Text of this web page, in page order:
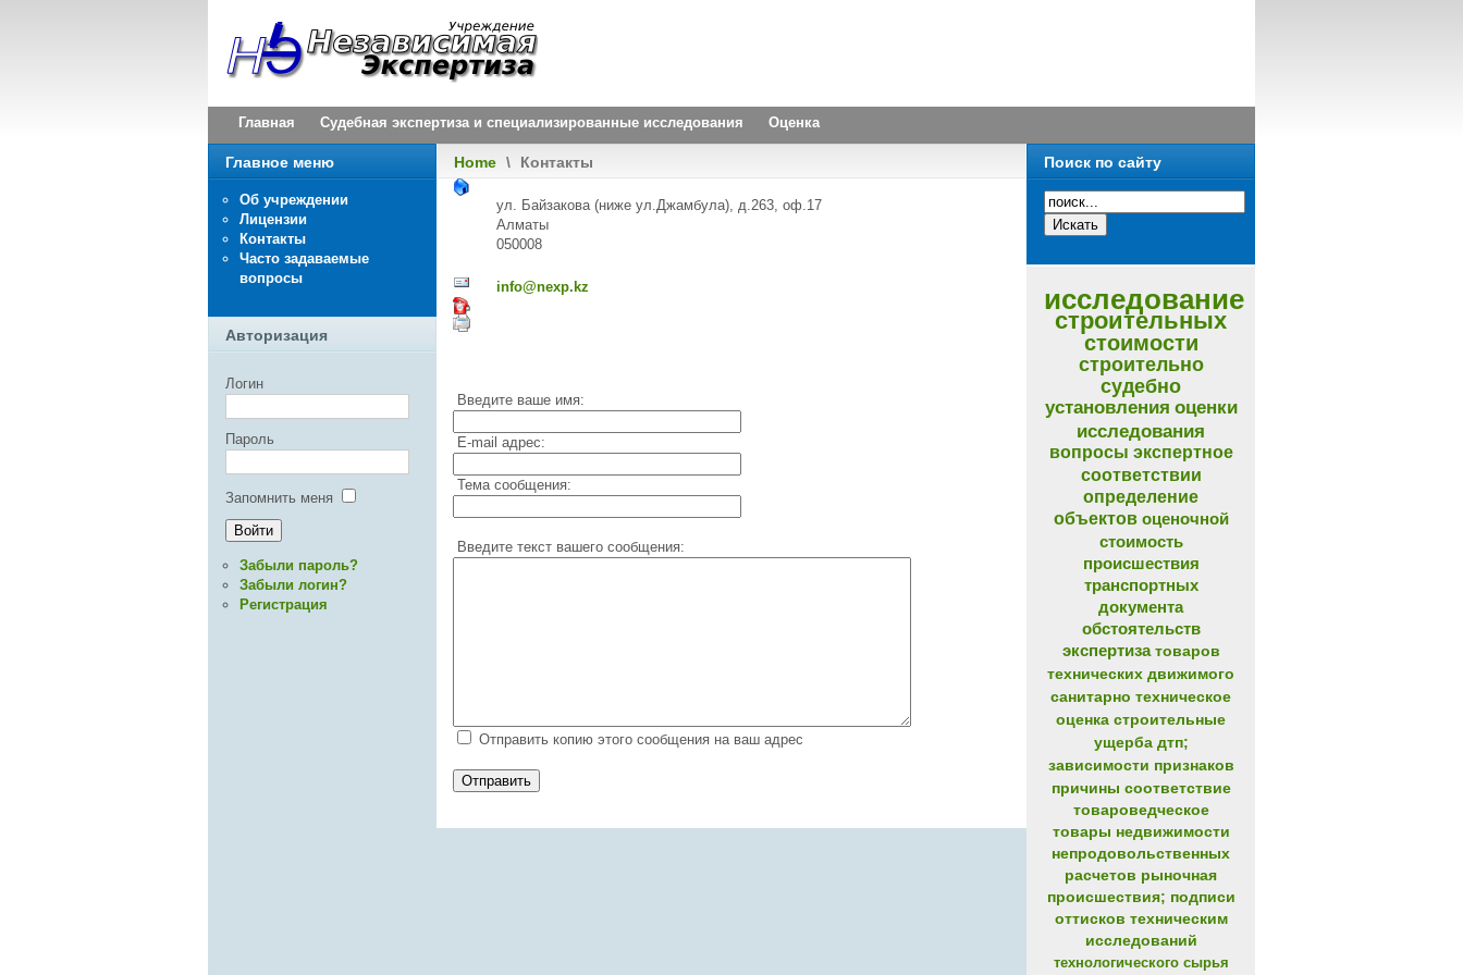
Главная Судебная экспертиза и специализированные исследования Оценка
Home \ Контакты
ул. Байзакова (ниже ул.Джамбула), д.263, оф.17
Алматы
050008
info@nexp.kz
Введите ваше имя:
E-mail адрес:
Тема сообщения:
Введите текст вашего сообщения:
Отправить копию этого сообщения на ваш адрес
Отправить
Главное меню
Об учреждении
Лицензии
Контакты
Часто задаваемые
вопросы
Авторизация
Логин
Пароль
Запомнить меня
Забыли пароль?
Забыли логин?
Регистрация
Поиск по сайту
исследование
строительных
стоимости
строительно
судебно
установления оценки
исследования
вопросы экспертное
соответствии
определение
объектов оценочной
стоимость
происшествия
транспортных
документа
обстоятельств
экспертиза товаров
технических движимого
санитарно техническое
оценка строительные
ущерба дтп;
зависимости признаков
причины соответствие
товароведческое
товары недвижимости
непродовольственных
расчетов рыночная
происшествия; подписи
оттисков техническим
исследований
технологического сырья